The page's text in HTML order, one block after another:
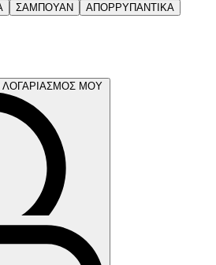
ΣΑΜΠΟΥΑΝ ΑΠΟΡΡΥΠΑΝΤΙΚΑ
ΜΟΥ